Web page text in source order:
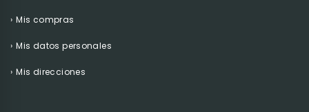
Mis compras
Mis datos personales
Mis direcciones